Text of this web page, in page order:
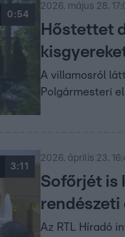
0:54
2026. május 28.
Hőstettet
A villamosról
Polgármesteri
3:11
2026. április 23.
Sofőrjét is
Az RTL Híradó